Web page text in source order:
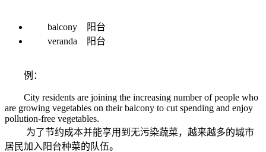
balcony 阳台
veranda 阳台
例：
City residents are joining the increasing number of people who
are growing vegetables on their balcony to cut spending and enjoy
pollution-free vegetables.
为了节约成本并能享用到无污染蔬菜，越来越多的城市
居民加入阳台种菜的队伍。